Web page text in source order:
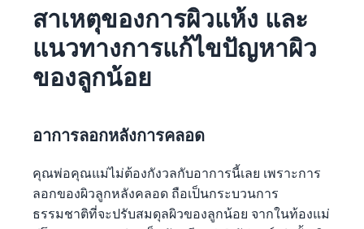
สาเหตุของการผิวแห้ง และ
แนวทางการแก้ไขปัญหาผิว
ของลูกน้อย
อาการลอกหลังการคลอด
คุณพ่อคุณแม่ไม่ต้องกังวลกับอาการนี้เลย เพราะการ
ลอกของผิวลูกหลังคลอด ถือเป็นกระบวนการ
ธรรมชาติที่จะปรับสมดุลผิวของลูกน้อย จากในท้องแม่